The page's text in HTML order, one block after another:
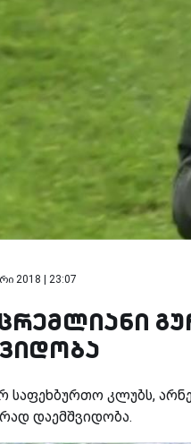
2018 | 23:07
კლუბს,
დაემშვიდობა.